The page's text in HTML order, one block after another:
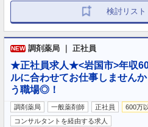
検討リスト
NEW 調剤薬局 ｜ 正社員
★正社員求人★<岩国市>年収
ルに合わせてお仕事しません
う職場◎！
調剤薬局 一般薬剤師 正社員 600万
コンサルタントを経由する求人